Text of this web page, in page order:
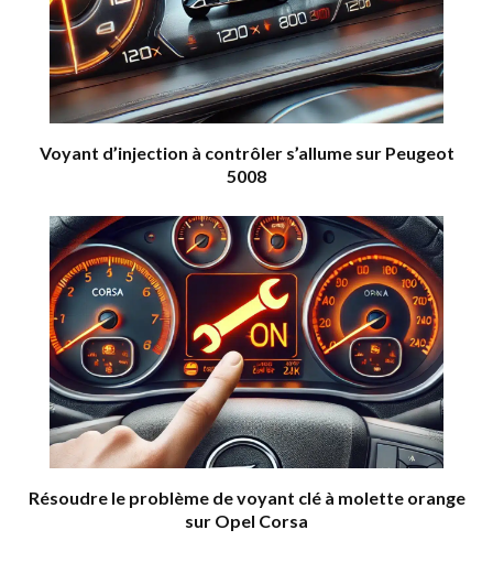
Voyant d’injection à contrôler s’allume sur Peugeot
5008
Résoudre le problème de voyant clé à molette orange
sur Opel Corsa